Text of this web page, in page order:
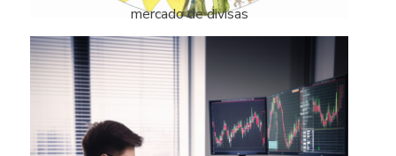
mercado de divisas